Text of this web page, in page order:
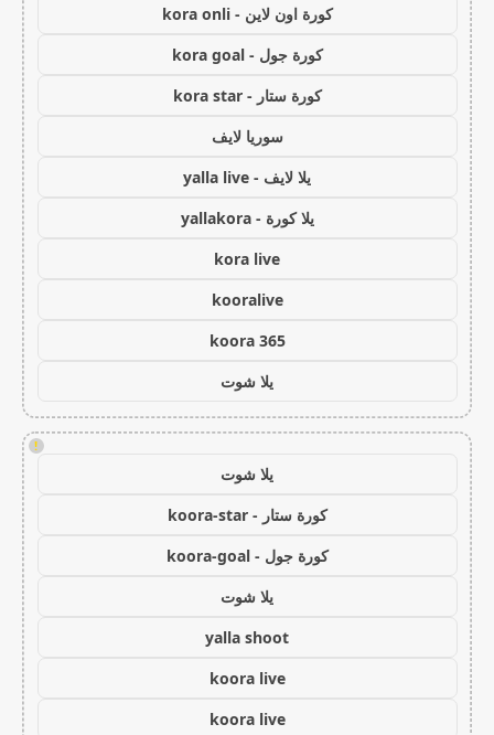
كورة اون لاين - kora onli
كورة جول - kora goal
كورة ستار - kora star
سوريا لايف
يلا لايف - yalla live
يلا كورة - yallakora
kora live
kooralive
koora 365
يلا شوت
!
يلا شوت
كورة ستار - koora-star
كورة جول - koora-goal
يلا شوت
yalla shoot
koora live
koora live